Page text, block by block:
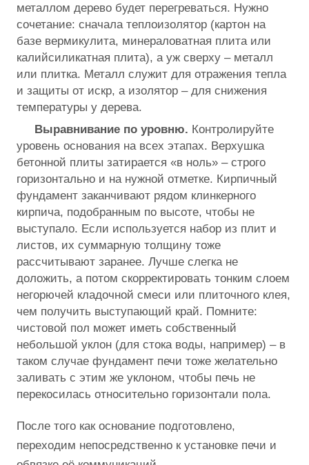
металлом дерево будет перегреваться. Нужно
сочетание: сначала теплоизолятор (картон на
базе вермикулита, минераловатная плита или
калийсиликатная плита), а уж сверху – металл
или плитка. Металл служит для отражения тепла
и защиты от искр, а изолятор – для снижения
температуры у дерева.
Выравнивание по уровню. Контролируйте
уровень основания на всех этапах. Верхушка
бетонной плиты затирается «в ноль» – строго
горизонтально и на нужной отметке. Кирпичный
фундамент заканчивают рядом клинкерного
кирпича, подобранным по высоте, чтобы не
выступало. Если используется набор из плит и
листов, их суммарную толщину тоже
рассчитывают заранее. Лучше слегка не
доложить, а потом скорректировать тонким слоем
негорючей кладочной смеси или плиточного клея,
чем получить выступающий край. Помните:
чистовой пол может иметь собственный
небольшой уклон (для стока воды, например) – в
таком случае фундамент печи тоже желательно
заливать с этим же уклоном, чтобы печь не
перекосилась относительно горизонтали пола.
После того как основание подготовлено,
переходим непосредственно к установке печи и